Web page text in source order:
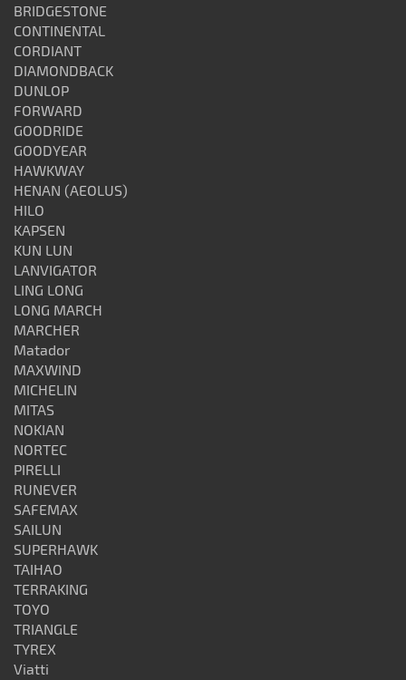
BRIDGESTONE
CONTINENTAL
CORDIANT
DIAMONDBACK
DUNLOP
FORWARD
GOODRIDE
GOODYEAR
HAWKWAY
HENAN (AEOLUS)
HILO
KAPSEN
KUN LUN
LANVIGATOR
LING LONG
LONG MARCH
MARCHER
Matador
MAXWIND
MICHELIN
MITAS
NOKIAN
NORTEC
PIRELLI
RUNEVER
SAFEMAX
SAILUN
SUPERHAWK
TAIHAO
TERRAKING
TOYO
TRIANGLE
TYREX
Viatti